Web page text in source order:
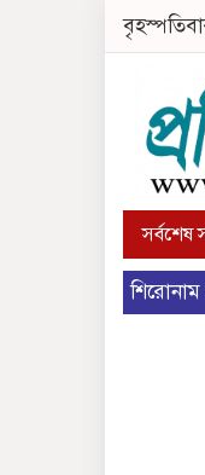
সর্বশেষ